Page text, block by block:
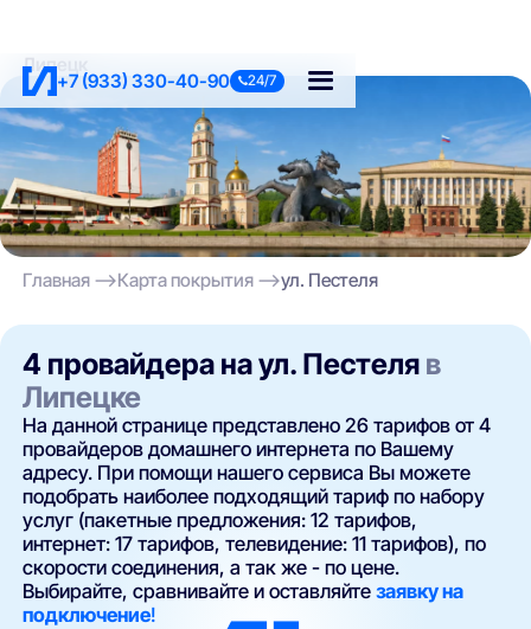
+7 (933) 330-40-90 24/7
Липецк
Главная Карта покрытия ул. Пестеля
4 провайдера на ул. Пестеля в
Липецке
На данной странице представлено 26 тарифов от 4
провайдеров домашнего интернета по Вашему
адресу. При помощи нашего сервиса Вы можете
подобрать наиболее подходящий тариф по набору
услуг (пакетные предложения: 12 тарифов,
интернет: 17 тарифов, телевидение: 11 тарифов), по
скорости соединения, а так же - по цене.
Выбирайте, сравнивайте и оставляйтезаявку на
подключение!